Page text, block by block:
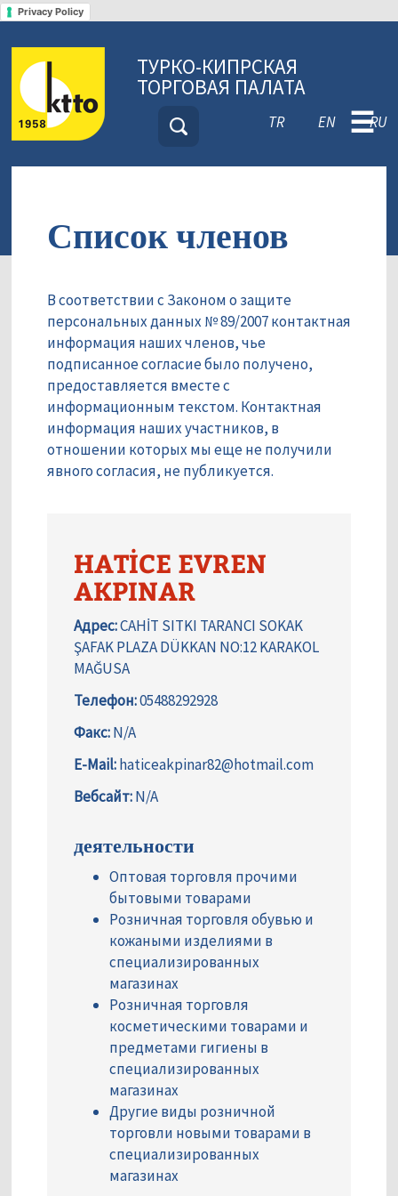
Privacy Policy
ТУРКО-КИПРСКАЯ
ТОРГОВАЯ ПАЛАТА
TR EN RU
☰
Список членов
В соответствии с Законом о защите
персональных данных № 89/2007 контактная
информация наших членов, чье
подписанное согласие было получено,
предоставляется вместе с
информационным текстом. Контактная
информация наших участников, в
отношении которых мы еще не получили
явного согласия, не публикуется.
HATİCE EVREN
AKPINAR
Адрес:CAHİT SITKI TARANCI SOKAK
ŞAFAK PLAZA DÜKKAN NO:12 KARAKOL
MAĞUSA
Телефон:05488292928
Факс:N/A
E-Mail:haticeakpinar82@hotmail.com
Вебсайт:N/A
деятельности
Оптовая торговля прочими
бытовыми товарами
Розничная торговля обувью и
кожаными изделиями в
специализированных
магазинах
Розничная торговля
косметическими товарами и
предметами гигиены в
специализированных
магазинах
Другие виды розничной
торговли новыми товарами в
специализированных
магазинах